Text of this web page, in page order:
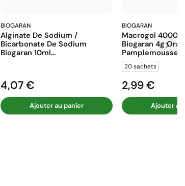
BIOGARAN
Alginate De Sodium /
Bicarbonate De Sodium
Biogaran 10ml...
Prix
4,07 €
Ajouter au panier
BIOGARAN
Macrogol 4000
Biogaran 4g
Pamplemousse...
20 sachets
Prix
2,99 €
Ajouter au